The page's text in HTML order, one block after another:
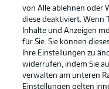
von Alle ablehnen oder
diese deaktiviert. Wenn
Inhalte und Anzeigen
für Sie. Sie können
Ihre Einstellungen zu
widerrufen, indem Sie
verwalten am unteren
Einstellungen gelten